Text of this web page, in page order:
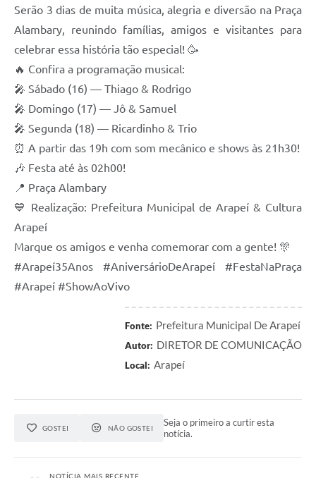
Telefones Úteis
Emprega
Agenda
SIC
Planejamento
Serão 3 dias de muita música, alegria e diversão na Praça
Alambary, reunindo famílias, amigos e visitantes para
celebrar essa história tão especial! 🥳
🔥 Confira a programação musical:
🎤 Sábado (16) — Thiago & Rodrigo
🎤 Domingo (17) — Jô & Samuel
🎤 Segunda (18) — Ricardinho & Trio
⏰ A partir das 19h com som mecânico e shows às 21h30!
🎶 Festa até às 02h00!
📍 Praça Alambary
💙 Realização: Prefeitura Municipal de Arapeí & Cultura
Arapeí
Marque os amigos e venha comemorar com a gente! 🎊
#Arapeí35Anos #AniversárioDeArapeí #FestaNaPraça
#Arapeí #ShowAoVivo
Fonte: Prefeitura Municipal De Arapeí
Autor: DIRETOR DE COMUNICAÇÃO
Local: Arapeí
GOSTEI NÃO GOSTEI
Seja o primeiro a curtir esta
notícia.
NOTÍCIA MAIS RECENTE